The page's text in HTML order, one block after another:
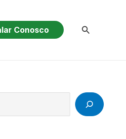
Conosco Pesquisar